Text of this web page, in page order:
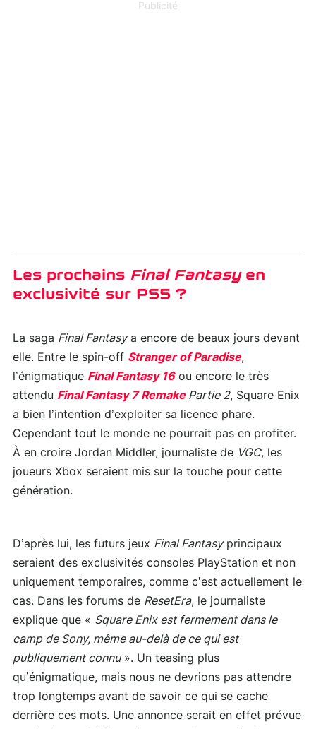
Publicité
Les prochains Final Fantasy en
exclusivité sur PS5 ?
La saga Final Fantasya encore de beaux jours devant
elle. Entre le spin-off Stranger of Paradise,
l’énigmatique Final Fantasy 16ou encore le très
attendu Final Fantasy 7 RemakePartie 2, Square Enix
a bien l’intention d’exploiter sa licence phare.
Cependant tout le monde ne pourrait pas en profiter.
À en croire Jordan Middler, journaliste de VGC, les
joueurs Xbox seraient mis sur la touche pour cette
génération.
D’après lui, les futurs jeux Final Fantasyprincipaux
seraient des exclusivités consoles PlayStation et non
uniquement temporaires, comme c’est actuellement le
cas. Dans les forums de ResetEra, le journaliste
explique que « Square Enix est fermement dans le
camp de Sony, même au-delà de ce qui est
publiquement connu». Un teasing plus
qu’énigmatique, mais nous ne devrions pas attendre
trop longtemps avant de savoir ce qui se cache
derrière ces mots. Une annonce serait en effet prévue